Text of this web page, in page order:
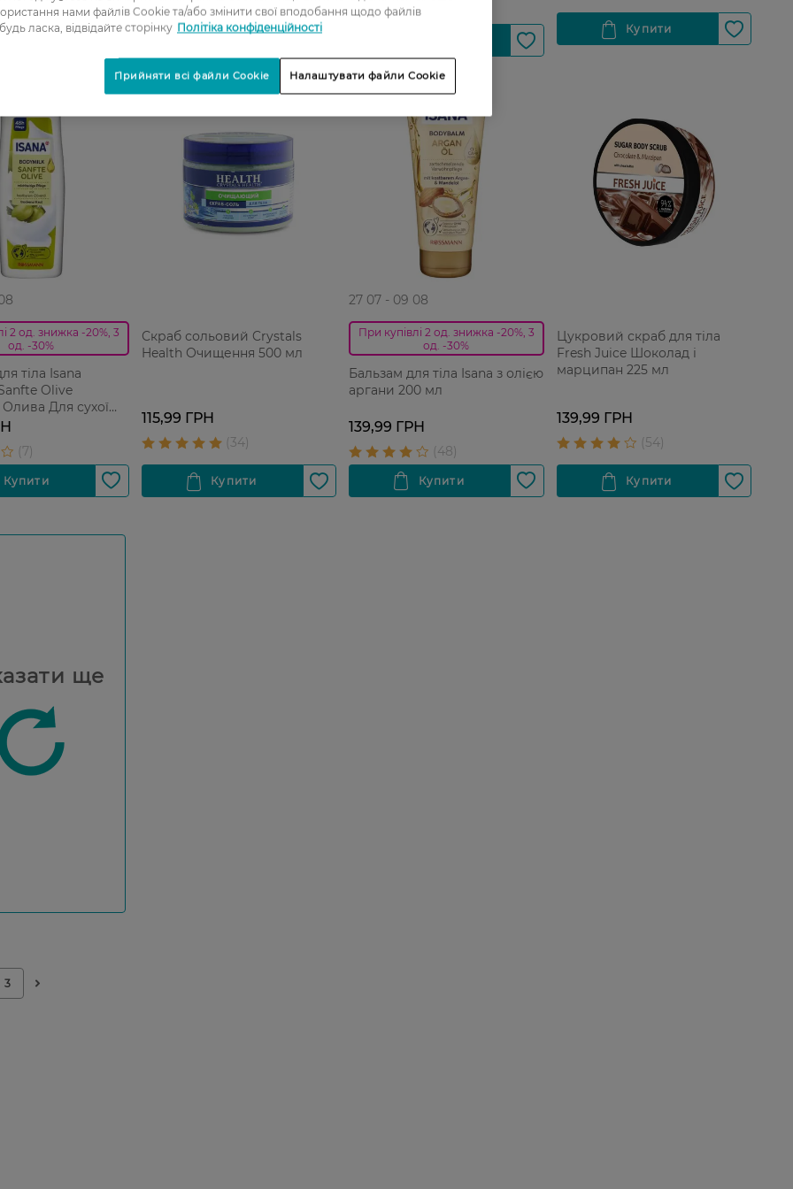
2 од. знижка -20%, 3
од. -30%
тіла Isana
Olive
Для сухої
Скраб сольовий Crystals
Health Очищення 500 мл
115,99 ГРН
27 07 - 09 08
При купівлі 2 од. знижка -20%, 3
од. -30%
Бальзам для тіла Isana з олією
аргани 200 мл
139,99 ГРН
Цукровий скраб для тіла
Fresh Juice Шоколад і
марципан 225 мл
139,99 ГРН
ще
нами файлів Cookie та/або змінити свої вподобання щодо файлів
ласка, відвідайте сторінку Політіка конфіденційності
Налаштувати файли Cookie
Прийняти всі файли Cookie